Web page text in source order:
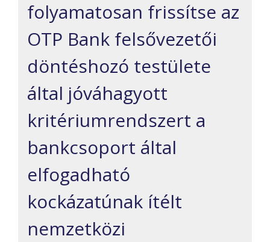
folyamatosan frissítse az
OTP Bank felsővezetői
döntéshozó testülete
által jóváhagyott
kritériumrendszert a
bankcsoport által
elfogadható
kockázatúnak ítélt
nemzetközi